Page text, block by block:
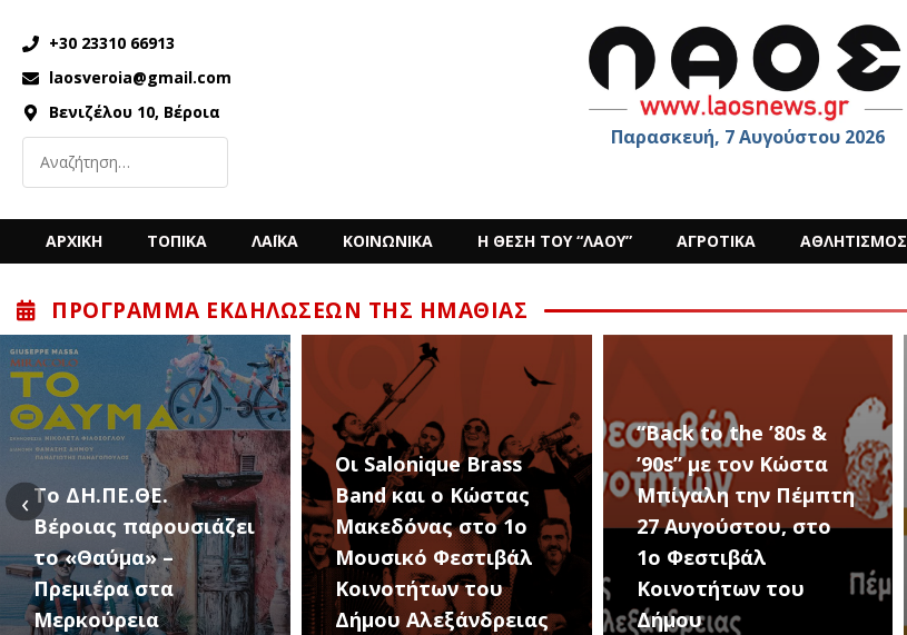
+30 23310 66913
laosveroia@gmail.com
Βενιζέλου 10, Βέροια
Παρασκευή, 7 Αυγούστου 2026
ΑΡΧΙΚΗ ΤΟΠΙΚΑ ΛΑΪΚΑ ΚΟΙΝΩΝΙΚΑ Η ΘΕΣΗ ΤΟΥ “ΛΑΟΥ” ΑΓΡΟΤΙΚΑ ΑΘΛΗΤΙΣΜΟΣ
ΠΡΌΓΡΑΜΜΑ ΕΚΔΗΛΏΣΕΩΝ ΤΗΣ ΗΜΑΘΊΑΣ
To ΔΗ.ΠΕ.ΘΕ.
Βέροιας παρουσιάζει
το «Θαύμα» –
Πρεμιέρα στα
Μερκούρεια
Οι Salonique Brass
Band και ο Κώστας
Μακεδόνας στο 1ο
Μουσικό Φεστιβάλ
Κοινοτήτων του
Δήμου Αλεξάνδρειας
“Back to the ’80s &
’90s” με τον Κώστα
Μπίγαλη την Πέμπτη
27 Αυγούστου, στο
1ο Φεστιβάλ
Κοινοτήτων του
Δήμου
‹